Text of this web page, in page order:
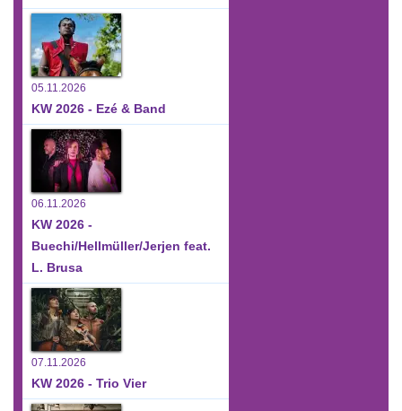
05.11.2026
KW 2026 - Ezé & Band
06.11.2026
KW 2026 -
Buechi/Hellmüller/Jerjen feat.
L. Brusa
07.11.2026
KW 2026 - Trio Vier